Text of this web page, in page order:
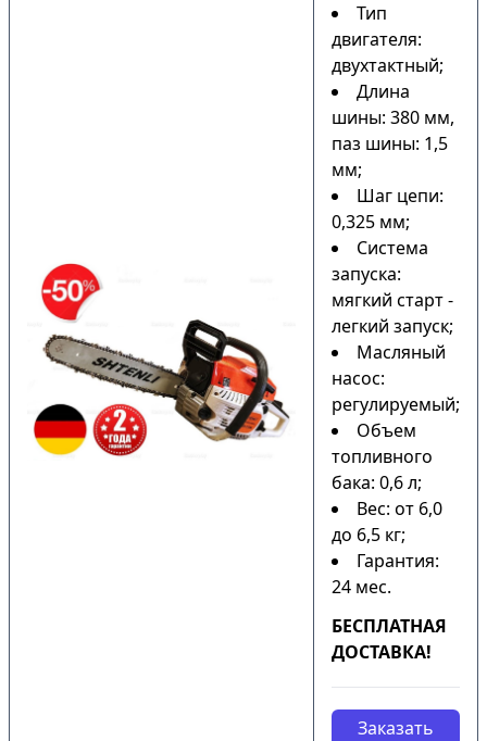
Тип
двигателя:
двухтактный;
Длина
шины: 380 мм,
паз шины: 1,5
мм;
Шаг цепи:
0,325 мм;
Система
запуска:
мягкий старт -
легкий запуск;
Масляный
насос:
регулируемый;
Объем
топливного
бака: 0,6 л;
Вес: от 6,0
до 6,5 кг;
Гарантия:
24 мес.
БЕСПЛАТНАЯ
ДОСТАВКА!
Заказать